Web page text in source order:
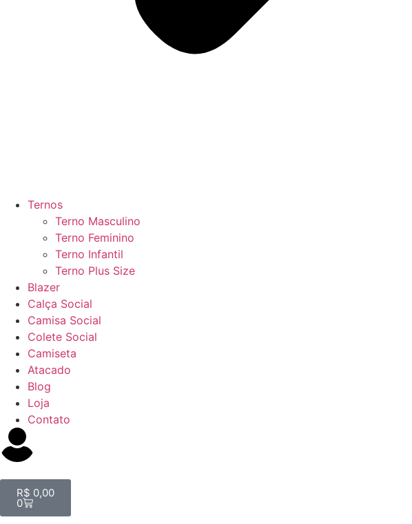
Ternos
Terno Masculino
Terno Feminino
Terno Infantil
Terno Plus Size
Blazer
Calça Social
Camisa Social
Colete Social
Camiseta
Atacado
Blog
Loja
Contato
R$ 0,00
0